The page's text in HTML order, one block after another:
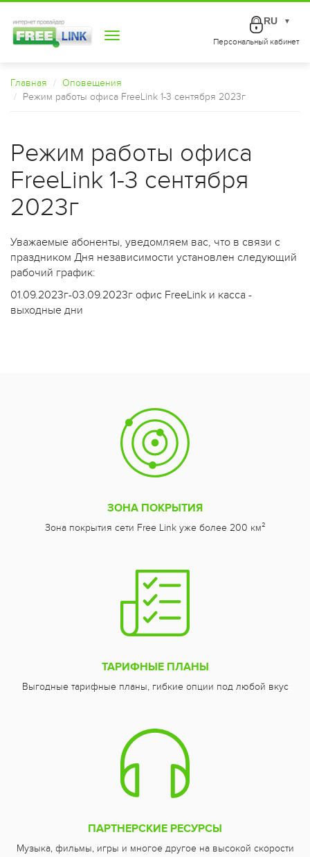
Toggle
Персональный кабинет
RU ▼
Главная
Оповещения
Режим работы офиса FreeLink 1-3 сентября 2023г
Режим работы офиса
FreeLink 1-3 сентября
2023г
Уважаемые абоненты, уведомляем вас, что в связи с
праздником Дня независимости установлен следующий
рабочий график:
01.09.2023г-03.09.2023г офис FreeLink и касса -
выходные дни
ЗОНА ПОКРЫТИЯ
Зона покрытия сети Free Link уже более 200 км²
ТАРИФНЫЕ ПЛАНЫ
Выгодные тарифные планы, гибкие опции под любой вкус
ПАРТНЕРСКИЕ РЕСУРСЫ
Музыка, фильмы, игры и многое другое на высокой скорости